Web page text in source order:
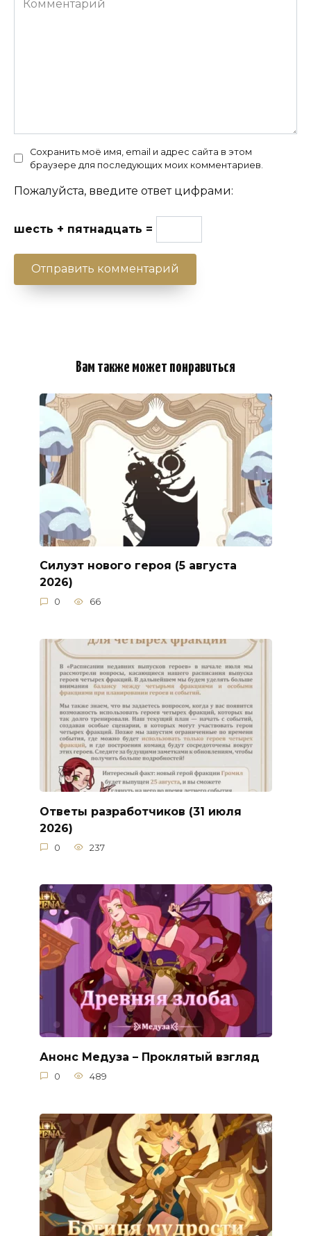
Сохранить моё имя, email и адрес сайта в этом
браузере для последующих моих комментариев.
Пожалуйста, введите ответ цифрами:
шесть + пятнадцать =
Вам также может понравиться
Силуэт нового героя (5 августа
2026)
0 66
Ответы разработчиков (31 июля
2026)
0 237
Анонс Медуза – Проклятый взгляд
0 489